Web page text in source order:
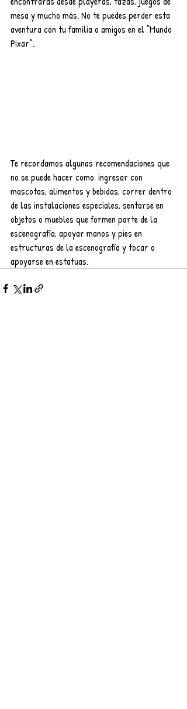
mesa y mucho más. No te puedes perder esta
aventura con tu familia o amigos en el “Mundo
Pixar”.
Te recordamos algunas recomendaciones que
no se puede hacer como: ingresar con
mascotas, alimentos y bebidas, correr dentro
de las instalaciones especiales, sentarse en
objetos o muebles que formen parte de la
escenografía, apoyar manos y pies en
estructuras de la escenografía y tocar o
apoyarse en estatuas.